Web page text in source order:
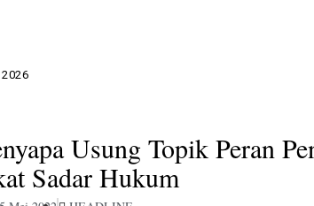
Usung Topik Peran
Sadar Hukum